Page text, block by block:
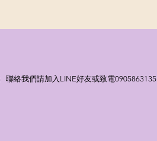
絡我們請加入LINE好友或致電0905863135